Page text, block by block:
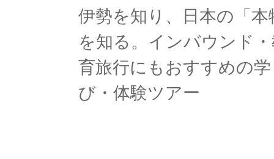
伊勢を知り、日本の「本
を知る。インバウンド
育旅行にもおすすめの学
び・体験ツアー